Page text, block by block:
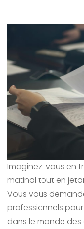
Imaginez-vous en
matinal tout en
Vous vous
professionnels
dans le monde